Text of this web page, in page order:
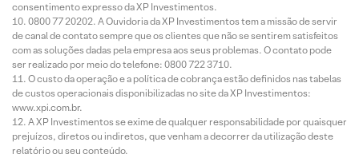
consentimento expresso da XP Investimentos.
0800 77 20202. A Ouvidoria da XP Investimentos tem a missão de servir
de canal de contato sempre que os clientes que não se sentirem satisfeitos
com as soluções dadas pela empresa aos seus problemas. O contato pode
ser realizado por meio do telefone: 0800 722 3710.
O custo da operação e a política de cobrança estão definidos nas tabelas
de custos operacionais disponibilizadas no site da XP Investimentos:
www.xpi.com.br.
A XP Investimentos se exime de qualquer responsabilidade por quaisquer
prejuízos, diretos ou indiretos, que venham a decorrer da utilização deste
relatório ou seu conteúdo.